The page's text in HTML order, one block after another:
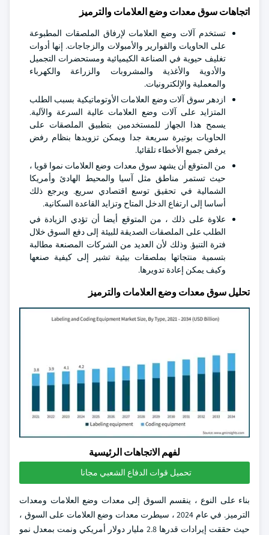
اتجاهات سوق معدات وضع العلامات والترميز
تستخدم آلات وضع العلامات لإرفاق الملصقات المطبوعة
على الحاويات والقوارير والأمبولات والزجاجات. إنها أدوات
تغليف حيوية في الصناعة الكيميائية ومستحضرات التجميل
والأدوية والأغذية والمشروبات والزراعة والكهرباء
والمعملية والإلكترونيات.
ازدهر سوق آلات وضع العلامات الأوتوماتيكية بسبب الطلب
المتزايد على آلات وضع العلامات عالية السرعة والآلية.
يسمح هذا الجهاز للمستخدمين بتطبيق الملصقات على
الحاويات بوتيرة سريعة جدا ويمكن تزويدها بنظام رفض
يرفض جميع الأخطاء تلقائيا.
من المتوقع أن يشهد سوق معدات وضع العلامات نموا قويا ،
حيث تستمر مناطق مثل آسيا والمحيط الهادئ وأمريكا
الشمالية في تحقيق توسع اقتصادي سريع. ويرجع ذلك
أساسا إلى ارتفاع الدخل المتاح وتزايد القاعدة السكانية.
علاوة على ذلك ، من المتوقع أيضا أن تؤدي الزيادة في
الطلب على الملصقات الصديقة للبيئة إلى دفع السوق خلال
فترة التنبؤ. وذلك لأن العديد من الشركات المصنعة مطالبة
بتسمية منتجاتها بملصقات بيئية تشير إلى كيفية صنعها
وكيف يمكن إعادة تدويرها.
تحليل سوق معدات وضع العلامات والترميز
لفهم الاتجاهات الرئيسية
تحميل قوات الدفاع الشعبي مجانا
بناء على النوع ، ينقسم السوق إلى معدات وضع العلامات ومعدات
الترميز. في عام 2024 ، سيطرت معدات وضع العلامات على السوق ،
حيث حققت إيرادات قدرها 2.8 مليار دولار أمريكي ونمت بمعدل نمو